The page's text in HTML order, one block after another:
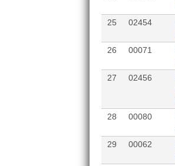
25
02454
26
00071
27
02456
28
00080
29
00062